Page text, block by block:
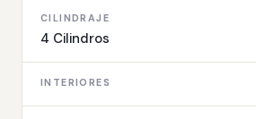
CILINDRAJE
4 Cilindros
INTERIORES